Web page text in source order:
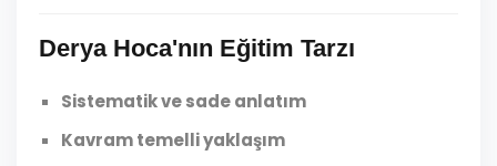
Derya Hoca'nın Eğitim Tarzı
Sistematik ve sade anlatım
Kavram temelli yaklaşım